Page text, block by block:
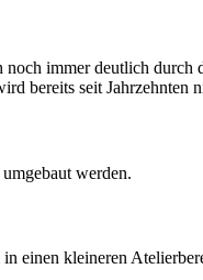
immer deutlich
bereits seit
werden.
einen kleineren